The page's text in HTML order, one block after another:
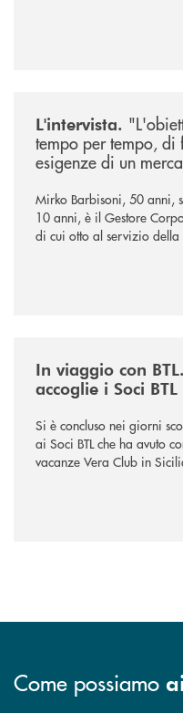
L'intervista.
tempo per tempo, di
esigenze di un
Mirko Barbisoni, 50 anni,
10 anni, è il Gestore
di cui otto al servizio della
In viaggio con
accoglie i Soci BTL
Si è concluso nei giorni
ai Soci BTL che ha avuto
vacanze Vera Club in
Come possiamo